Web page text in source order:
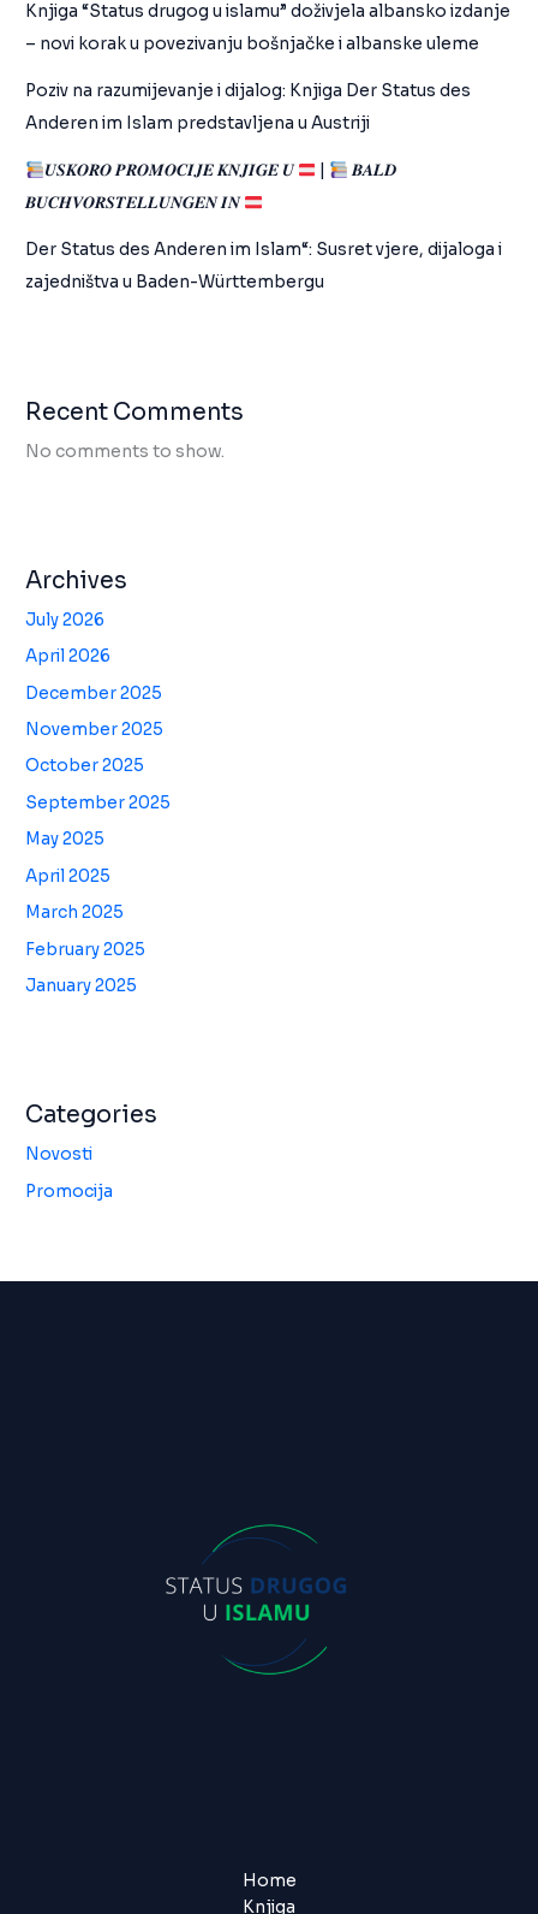
Knjiga “Status drugog u islamu” doživjela albansko izdanje
– novi korak u povezivanju bošnjačke i albanske uleme
Poziv na razumijevanje i dijalog: Knjiga Der Status des
Anderen im Islam predstavljena u Austriji
𝑼𝑺𝑲𝑶𝑹𝑶 𝑷𝑹𝑶𝑴𝑶𝑪𝑰𝑱𝑬 𝑲𝑵𝑱𝑰𝑮𝑬 𝑼
𝑩𝑨𝑳𝑫
𝑩𝑼𝑪𝑯𝑽𝑶𝑹𝑺𝑻𝑬𝑳𝑳𝑼𝑵𝑮𝑬𝑵 𝑰𝑵
Der Status des Anderen im Islam“: Susret vjere, dijaloga i
zajedništva u Baden-Württembergu
Recent Comments
No comments to show.
Archives
July 2026
April 2026
December 2025
November 2025
October 2025
September 2025
May 2025
April 2025
March 2025
February 2025
January 2025
Categories
Novosti
Promocija
Home
Knjiga